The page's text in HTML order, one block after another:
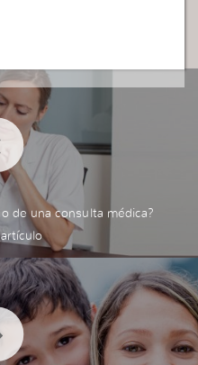
de una consulta médica?